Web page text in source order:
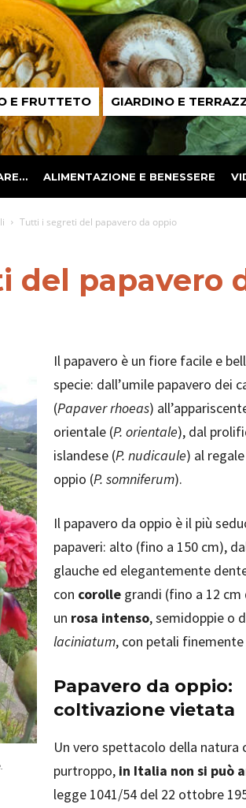
E FRUTTETO GIARDINO E
ALIMENTAZIONE E BENESSERE
Tutti i segreti del papavero da oppio
del papavero
Il papavero è un fiore facile e
specie: dall’umile papavero dei
(Papaver rhoeas)
orientale (P. orientale), dal
islandese (P. nudicaule) al
oppio (P. somniferum).
Il papavero da oppio è il più
papaveri: alto (fino a 150 cm),
glauche ed elegantemente
con corolle grandi (fino a 12
un rosa intenso, semidoppie o
laciniatum, con petali
Papavero da oppio:
coltivazione vietata
Un vero spettacolo della natura
purtroppo, in Italia non si può
legge 1041/54 del 22 ottobre